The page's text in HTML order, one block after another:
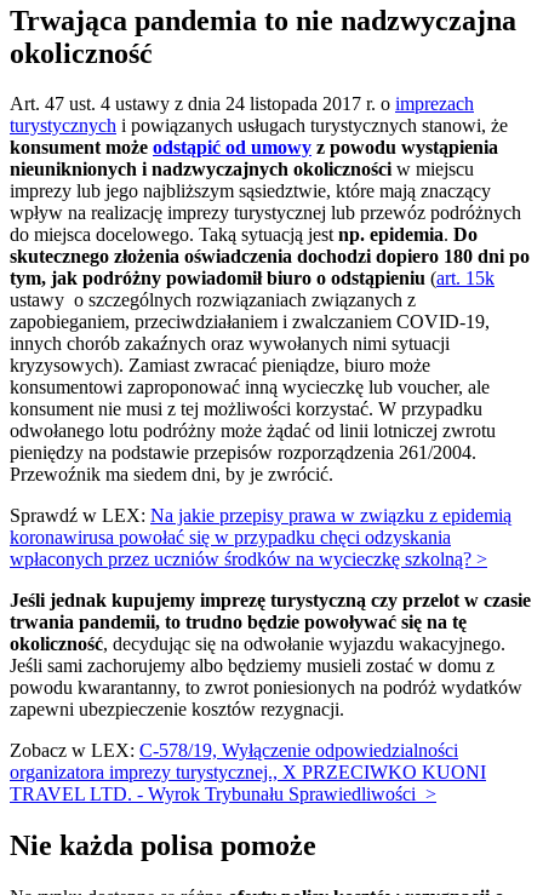
Trwająca pandemia to nie nadzwyczajna
okoliczność
Art. 47 ust. 4 ustawy z dnia 24 listopada 2017 r. o imprezach
turystycznych i powiązanych usługach turystycznych stanowi, że
konsument może odstąpić od umowy z powodu wystąpienia
nieuniknionych i nadzwyczajnych okolicznościw miejscu
imprezy lub jego najbliższym sąsiedztwie, które mają znaczący
wpływ na realizację imprezy turystycznej lub przewóz podróżnych
do miejsca docelowego. Taką sytuacją jestnp. epidemia. Do
skutecznego złożenia oświadczenia dochodzi dopiero 180 dni po
tym, jak podróżny powiadomił biuro o odstąpieniu (art. 15k
ustawy o szczególnych rozwiązaniach związanych z
zapobieganiem, przeciwdziałaniem i zwalczaniem COVID-19,
innych chorób zakaźnych oraz wywołanych nimi sytuacji
kryzysowych). Zamiast zwracać pieniądze, biuro może
konsumentowi zaproponować inną wycieczkę lub voucher, ale
konsument nie musi z tej możliwości korzystać. W przypadku
odwołanego lotu podróżny może żądać od linii lotniczej zwrotu
pieniędzy na podstawie przepisów rozporządzenia 261/2004.
Przewoźnik ma siedem dni, by je zwrócić.
Sprawdź w LEX: Na jakie przepisy prawa w związku z epidemią
koronawirusa powołać się w przypadku chęci odzyskania
wpłaconych przez uczniów środków na wycieczkę szkolną? >
Jeśli jednak kupujemy imprezę turystyczną czy przelot w czasie
trwania pandemii, to trudno będzie powoływać się na tę
okoliczność, decydując się na odwołanie wyjazdu wakacyjnego.
Jeśli sami zachorujemy albo będziemy musieli zostać w domu z
powodu kwarantanny, to zwrot poniesionych na podróż wydatków
zapewni ubezpieczenie kosztów rezygnacji.
Zobacz w LEX: C-578/19, Wyłączenie odpowiedzialności
organizatora imprezy turystycznej., X PRZECIWKO KUONI
TRAVEL LTD. - Wyrok Trybunału Sprawiedliwości >
Nie każda polisa pomoże